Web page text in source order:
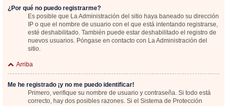
¿Por qué no puedo registrarme?
Es posible que La Administración del sitio haya baneado su dirección
IP o que el nombre de usuario con el que está intentando registrarse,
esté deshabilitado. También puede estar deshabilitado el registro de
nuevos usuarios. Póngase en contacto con La Administración del
sitio.
Arriba
Me he registrado ¡y no me puedo identificar!
Primero, verifique su nombre de usuario y contraseña. Si todo está
correcto, hay dos posibles razones. Si el Sistema de Protección